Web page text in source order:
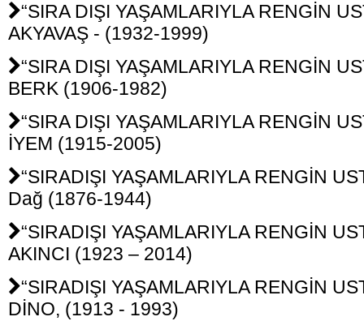
“SIRA DIŞI YAŞAMLARIYLA RENGİN
AKYAVAŞ - (1932-1999)
“SIRA DIŞI YAŞAMLARIYLA RENGİN
BERK (1906-1982)
“SIRA DIŞI YAŞAMLARIYLA RENGİN
İYEM (1915-2005)
“SIRADIŞI YAŞAMLARIYLA RENGİN
Dağ (1876-1944)
“SIRADIŞI YAŞAMLARIYLA RENGİN
AKINCI (1923 – 2014)
“SIRADIŞI YAŞAMLARIYLA RENGİN
DİNO, (1913 - 1993)